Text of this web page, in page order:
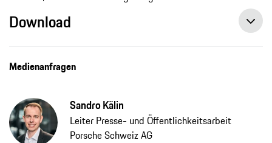
Download
Medienanfragen
Sandro Kälin
Leiter Presse- und Öffentlichkeitsarbeit
Porsche Schweiz AG